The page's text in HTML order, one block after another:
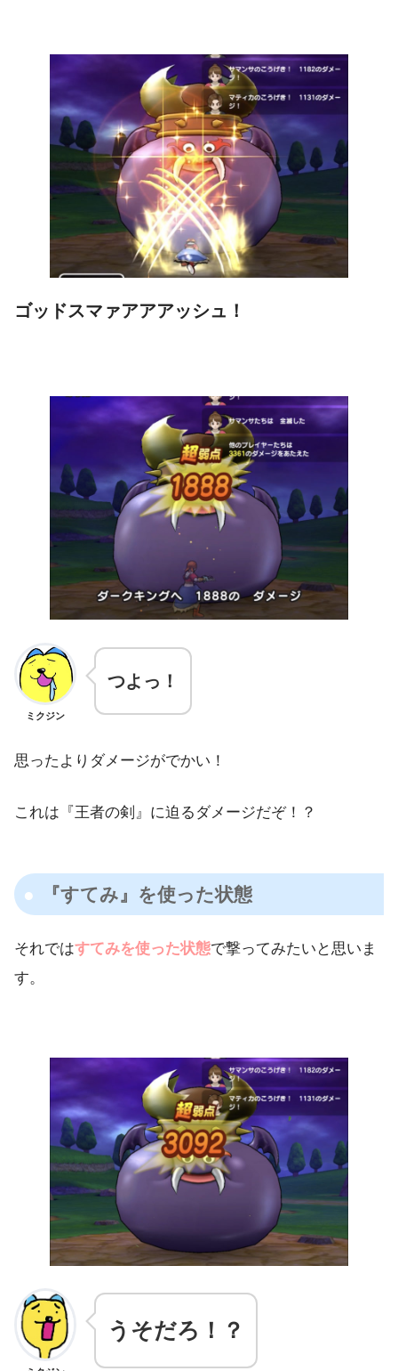
ゴッドスマァアアアッシュ！
ミクジン
つよっ！
思ったよりダメージがでかい！
これは『王者の剣』に迫るダメージだぞ！？
『すてみ』を使った状態
それではすてみを使った状態で撃ってみたいと思いま
す。
うそだろ！？